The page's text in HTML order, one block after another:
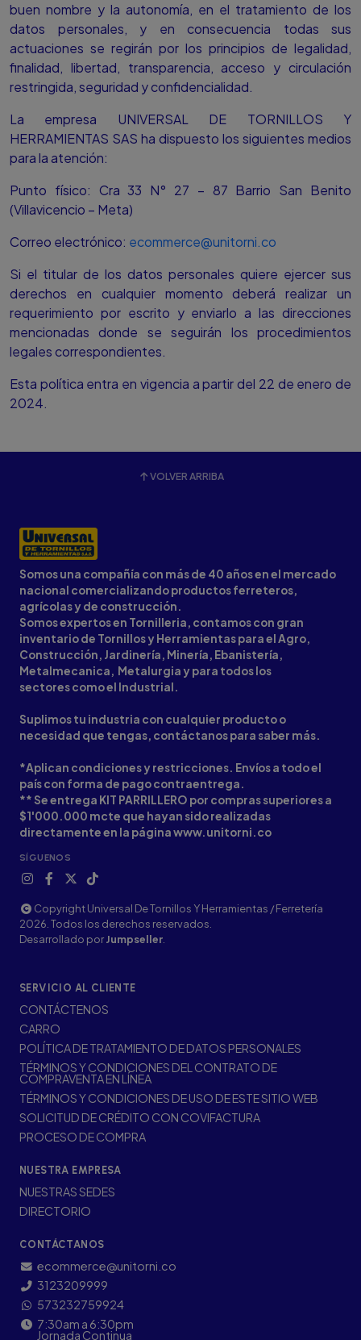
buen nombre y la autonomía, en el tratamiento de los
datos personales, y en consecuencia todas sus
actuaciones se regirán por los principios de legalidad,
finalidad, libertad, transparencia, acceso y circulación
restringida, seguridad y confidencialidad.
La empresa UNIVERSAL DE TORNILLOS Y
HERRAMIENTAS SAS ha dispuesto los siguientes medios
para la atención:
Punto físico: Cra 33 N° 27 – 87 Barrio San Benito
(Villavicencio – Meta)
Correo electrónico: ecommerce@unitorni.co
Si el titular de los datos personales quiere ejercer sus
derechos en cualquier momento deberá realizar un
requerimiento por escrito y enviarlo a las direcciones
mencionadas donde se seguirán los procedimientos
legales correspondientes.
Esta política entra en vigencia a partir del 22 de enero de
2024.
VOLVER ARRIBA
Somos una compañía con más de 40 años en el mercado
nacional comercializando productos ferreteros,
agrícolas y de construcción.
Somos expertos en Tornilleria, contamos con gran
inventario de Tornillos y Herramientas para el Agro,
Construcción, Jardinería, Minería, Ebanistería,
Metalmecanica, Metalurgia y para todos los
sectores como el Industrial.
Suplimos tu industria con cualquier producto o
necesidad que tengas, contáctanos para saber más.
*Aplican condiciones y restricciones. Envíos a todo el
país con forma de pago contraentrega.
** Se entrega KIT PARRILLERO por compras superiores a
$1'000.000 mcte que hayan sido realizadas
directamente en la página www.unitorni.co
SÍGUENOS
Copyright Universal De Tornillos Y Herramientas / Ferretería
2026. Todos los derechos reservados.
Desarrollado porJumpseller
SERVICIO AL CLIENTE
CONTÁCTENOS
CARRO
POLÍTICA DE TRATAMIENTO DE DATOS PERSONALES
TÉRMINOS Y CONDICIONES DEL CONTRATO DE
COMPRAVENTA EN LÍNEA
TÉRMINOS Y CONDICIONES DE USO DE ESTE SITIO WEB
SOLICITUD DE CRÉDITO CON COVIFACTURA
PROCESO DE COMPRA
NUESTRA EMPRESA
NUESTRAS SEDES
DIRECTORIO
CONTÁCTANOS
ecommerce@unitorni.co
3123209999
573232759924
7:30am a 6:30pm
Jornada Continua